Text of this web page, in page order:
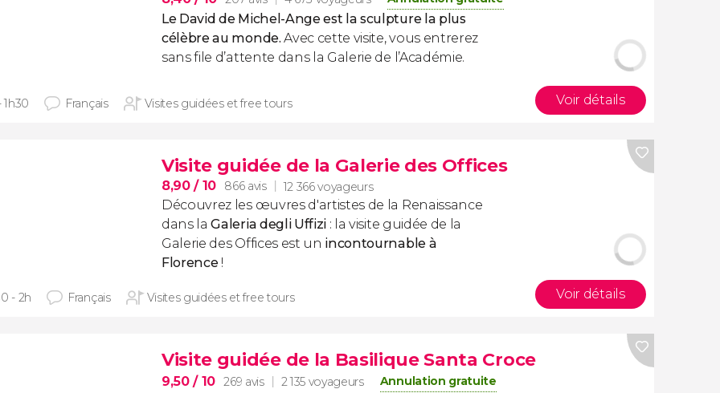
Le David de Michel-Ange est la sculpture la plus
célèbre au monde. Avec cette visite, vous entrerez
sans file d’attente dans la Galerie de l’Académie.
1h30 Français Visites guidées et free tours Voir détails
Visite guidée de la Galerie des Offices
8,90/ 10 866 avis 12 366 voyageurs
Découvrez les œuvres d'artistes de la Renaissance
dans laGaleria degli Uffizi : la visite guidée de la
Galerie des Offices est un incontournable à
Florence !
- 2h Français Visites guidées et free tours Voir détails
Visite guidée de la Basilique Santa Croce
9,50/ 10 269 avis 2 135 voyageurs Annulation gratuite